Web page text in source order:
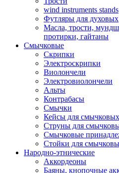
wind instruments stands
Футляры для духовых
Масла, трости,
протирки, гайтаны
Смычковые
Скрипки
Электроскрипки
Виолончели
Электровиолончели
Альты
Контрабасы
Смычки
Кейсы для смычковых
Струны для
Смычковые
Стойки для
Народно-этнические
Аккордеоны
Баяны, кнопочные